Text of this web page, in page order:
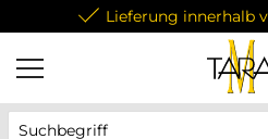
Lieferung innerhalb